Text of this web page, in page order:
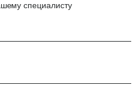
специалисту